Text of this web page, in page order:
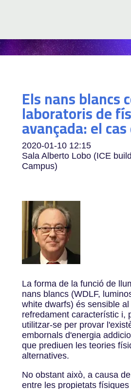
Els nans blancs
laboratoris de
avançada: el
2020-01-10 12:15
Sala Alberto Lobo (ICE
Campus)
La forma de la funció de
nans blancs (WDLF,
white dwarfs) és sensible
refredament característic i,
utilitzar-se per provar
embornals d'energia
que prediuen les teories
alternatives.
No obstant això, a causa
entre les propietats